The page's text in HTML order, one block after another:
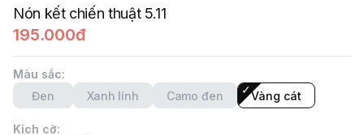
Nón kết chiến thuật 5.11
195.000đ
Màu sắc:
Đen
Xanh lính Camo đen Vàng cát
Kích cỡ: